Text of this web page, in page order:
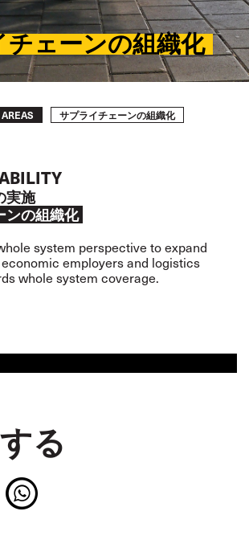
ェーンの組織化
サプライチェーンの組織化
実施
ンの組織化
system perspective to expand
employers and logistics
whole system coverage.
る